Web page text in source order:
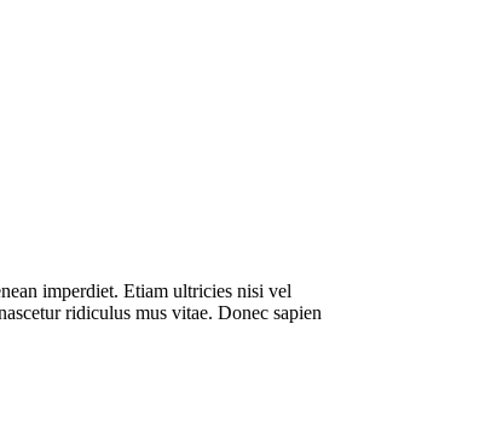
imperdiet. Etiam ultricies nisi vel
ridiculus mus vitae. Donec sapien